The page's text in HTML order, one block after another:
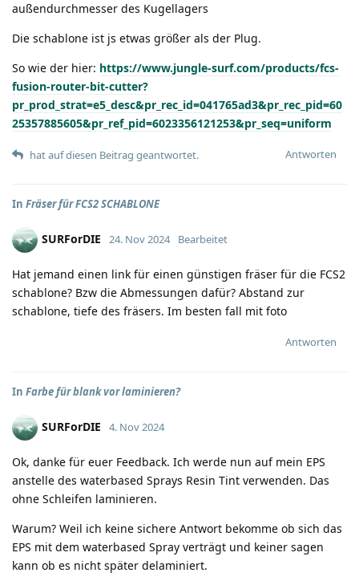
außendurchmesser des Kugellagers
Die schablone ist js etwas größer als der Plug.
So wie der hier: https://www.jungle-surf.com/products/fcs-
fusion-router-bit-cutter?
pr_prod_strat=e5_desc&pr_rec_id=041765ad3&pr_rec_pid=60
25357885605&pr_ref_pid=6023356121253&pr_seq=uniform
Antworten
hat auf diesen Beitrag geantwortet.
In Fräser für FCS2 SCHABLONE
SURForDIE 24. Nov 2024 Bearbeitet
Hat jemand einen link für einen günstigen fräser für die FCS2
schablone? Bzw die Abmessungen dafür? Abstand zur
schablone, tiefe des fräsers. Im besten fall mit foto
Antworten
In Farbe für blank vor laminieren?
SURForDIE 4. Nov 2024
Ok, danke für euer Feedback. Ich werde nun auf mein EPS
anstelle des waterbased Sprays Resin Tint verwenden. Das
ohne Schleifen laminieren.
Warum? Weil ich keine sichere Antwort bekomme ob sich das
EPS mit dem waterbased Spray verträgt und keiner sagen
kann ob es nicht später delaminiert.